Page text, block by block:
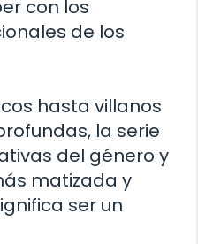
con los
de los
hasta villanos
la serie
del género y
matizada y
ser un